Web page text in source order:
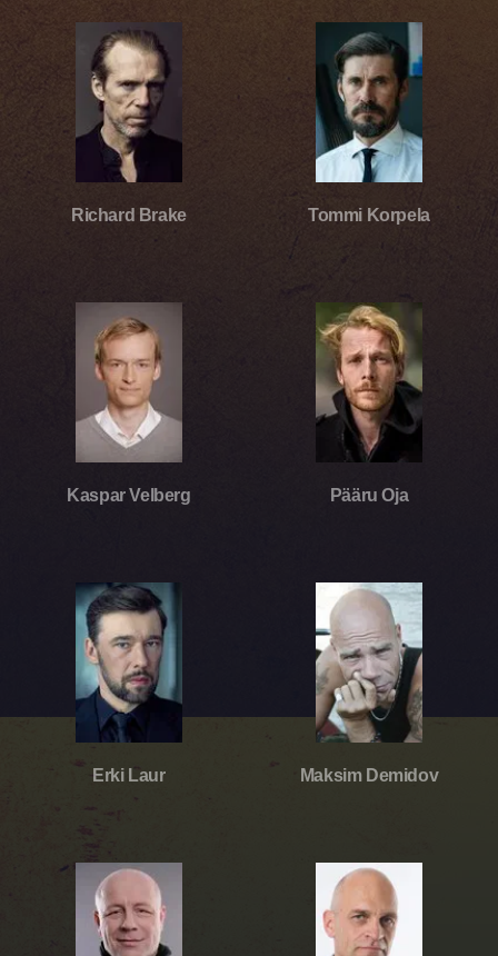
Richard Brake Tommi Korpela
Kaspar Velberg Pääru Oja
Erki Laur Maksim Demidov